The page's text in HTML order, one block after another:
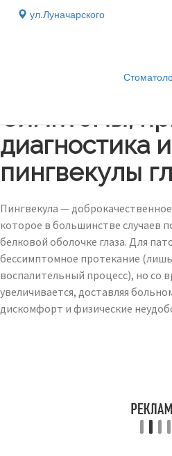
ул.Луначарского
Симптомы,
диагностика
пингвекулы
Пингвекула —
которое в большинстве случаев
белковой оболочке глаза. Для
бессимптомное протекание (лишь
воспалительный процесс), но со
увеличивается, доставляя
дискомфорт и физические